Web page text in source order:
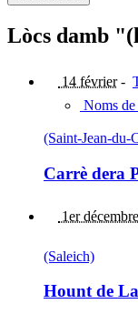
Lòcs damb
14 février-
Noms
(Saint-Jean-du-
Carrè dera
1er
(Saleich)
Hount de